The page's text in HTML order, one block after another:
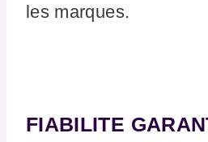
les marques.
FIABILITE